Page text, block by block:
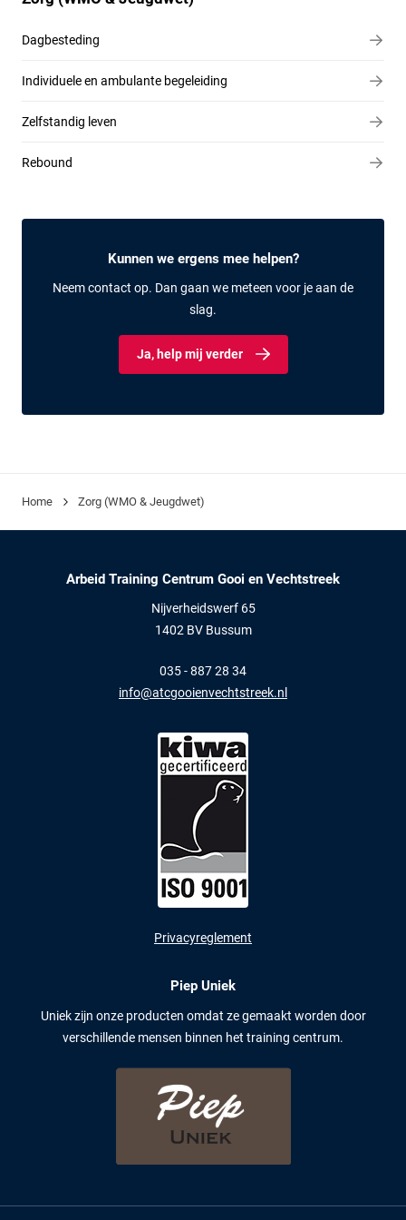
Dagbesteding
Individuele en ambulante begeleiding
Zelfstandig leven
Rebound
Kunnen we ergens mee helpen?
Neem contact op. Dan gaan we meteen voor je aan de
slag.
Ja, help mij verder
Home Zorg (WMO & Jeugdwet)
Arbeid Training Centrum Gooi en Vechtstreek
Nijverheidswerf 65
1402 BV Bussum
035 - 887 28 34
info@atcgooienvechtstreek.nl
Privacyreglement
Piep Uniek
Uniek zijn onze producten omdat ze gemaakt worden door
verschillende mensen binnen het training centrum.